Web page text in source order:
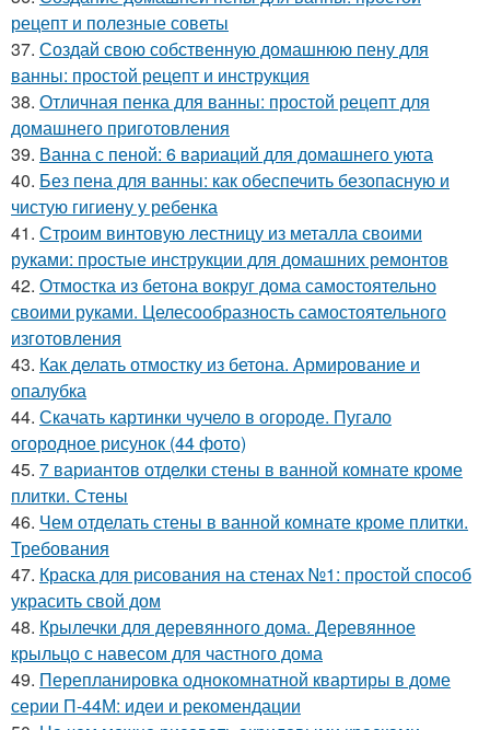
рецепт и полезные советы
37. Создай свою собственную домашнюю пену для
ванны: простой рецепт и инструкция
38. Отличная пенка для ванны: простой рецепт для
домашнего приготовления
39. Ванна с пеной: 6 вариаций для домашнего уюта
40. Без пена для ванны: как обеспечить безопасную и
чистую гигиену у ребенка
41. Строим винтовую лестницу из металла своими
руками: простые инструкции для домашних ремонтов
42. Отмостка из бетона вокруг дома самостоятельно
своими руками. Целесообразность самостоятельного
изготовления
43. Как делать отмостку из бетона. Армирование и
опалубка
44. Скачать картинки чучело в огороде. Пугало
огородное рисунок (44 фото)
45. 7 вариантов отделки стены в ванной комнате кроме
плитки. Стены
46. Чем отделать стены в ванной комнате кроме плитки.
Требования
47. Краска для рисования на стенах №1: простой способ
украсить свой дом
48. Крылечки для деревянного дома. Деревянное
крыльцо с навесом для частного дома
49. Перепланировка однокомнатной квартиры в доме
серии П-44М: идеи и рекомендации